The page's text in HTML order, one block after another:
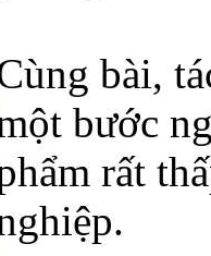
bài,
bước
rất